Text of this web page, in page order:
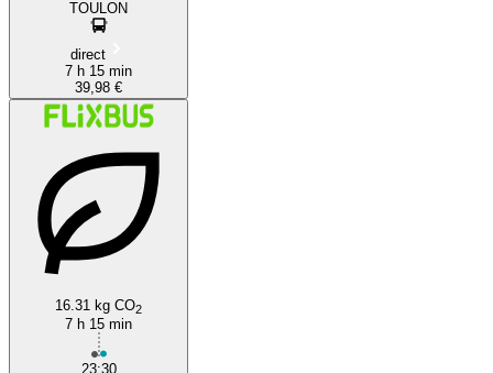
TOULON
direct
7 h 15 min
39,98 €
16.31 kg CO2
7 h 15 min
23:30